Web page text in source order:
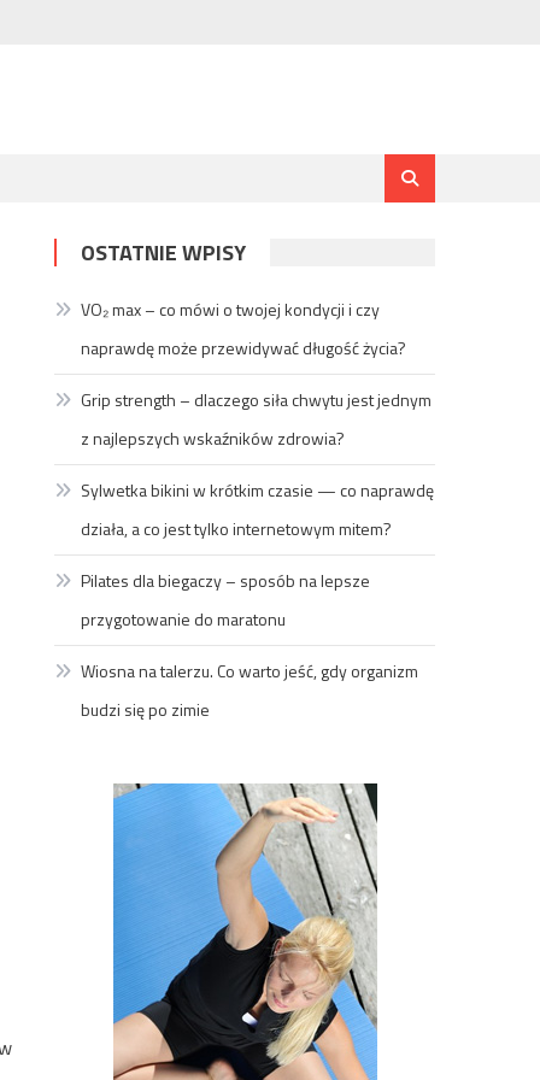
OSTATNIE WPISY
VO₂ max – co mówi o twojej kondycji i czy
naprawdę może przewidywać długość życia?
Grip strength – dlaczego siła chwytu jest jednym
z najlepszych wskaźników zdrowia?
Sylwetka bikini w krótkim czasie — co naprawdę
działa, a co jest tylko internetowym mitem?
Pilates dla biegaczy – sposób na lepsze
przygotowanie do maratonu
Wiosna na talerzu. Co warto jeść, gdy organizm
budzi się po zimie